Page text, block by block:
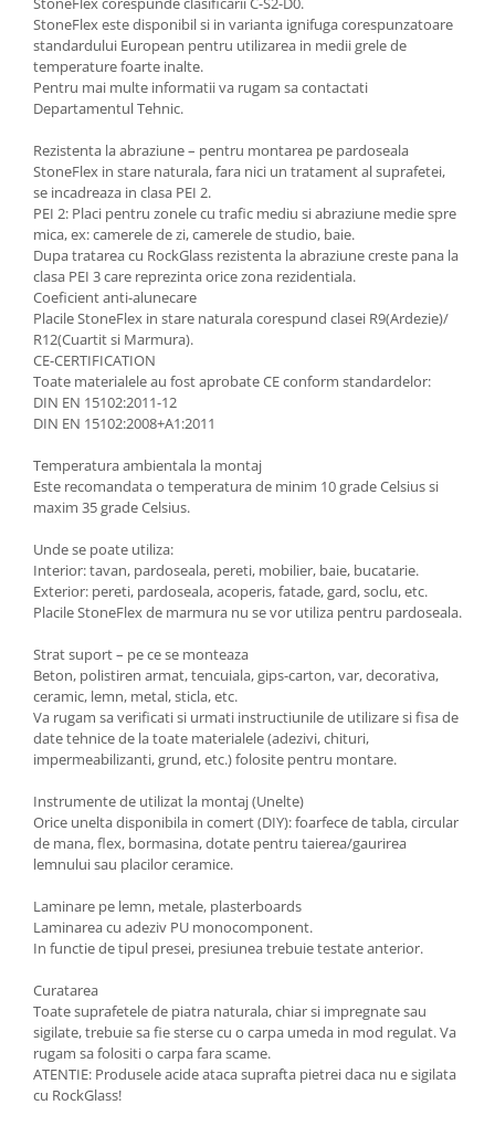
StoneFlex este disponibil si in varianta ignifuga corespunzatoare
standardului European pentru utilizarea in medii grele de
temperature foarte inalte.
Pentru mai multe informatii va rugam sa contactati
Departamentul Tehnic.
Rezistenta la abraziune – pentru montarea pe pardoseala
StoneFlex in stare naturala, fara nici un tratament al suprafetei,
se incadreaza in clasa PEI 2.
PEI 2: Placi pentru zonele cu trafic mediu si abraziune medie spre
mica, ex: camerele de zi, camerele de studio, baie.
Dupa tratarea cu RockGlass rezistenta la abraziune creste pana la
clasa PEI 3 care reprezinta orice zona rezidentiala.
Coeficient anti-alunecare
Placile StoneFlex in stare naturala corespund clasei R9(Ardezie)/
R12(Cuartit si Marmura).
CE-CERTIFICATION
Toate materialele au fost aprobate CE conform standardelor:
DIN EN 15102:2011-12
DIN EN 15102:2008+A1:2011
Temperatura ambientala la montaj
Este recomandata o temperatura de minim 10 grade Celsius si
maxim 35 grade Celsius.
Unde se poate utiliza:
Interior: tavan, pardoseala, pereti, mobilier, baie, bucatarie.
Exterior: pereti, pardoseala, acoperis, fatade, gard, soclu, etc.
Placile StoneFlex de marmura nu se vor utiliza pentru pardoseala.
Strat suport – pe ce se monteaza
Beton, polistiren armat, tencuiala, gips-carton, var, decorativa,
ceramic, lemn, metal, sticla, etc.
Va rugam sa verificati si urmati instructiunile de utilizare si fisa de
date tehnice de la toate materialele (adezivi, chituri,
impermeabilizanti, grund, etc.) folosite pentru montare.
Instrumente de utilizat la montaj (Unelte)
Orice unelta disponibila in comert (DIY): foarfece de tabla, circular
de mana, flex, bormasina, dotate pentru taierea/gaurirea
lemnului sau placilor ceramice.
Laminare pe lemn, metale, plasterboards
Laminarea cu adeziv PU monocomponent.
In functie de tipul presei, presiunea trebuie testate anterior.
Curatarea
Toate suprafetele de piatra naturala, chiar si impregnate sau
sigilate, trebuie sa fie sterse cu o carpa umeda in mod regulat. Va
rugam sa folositi o carpa fara scame.
ATENTIE: Produsele acide ataca suprafta pietrei daca nu e sigilata
cu RockGlass!